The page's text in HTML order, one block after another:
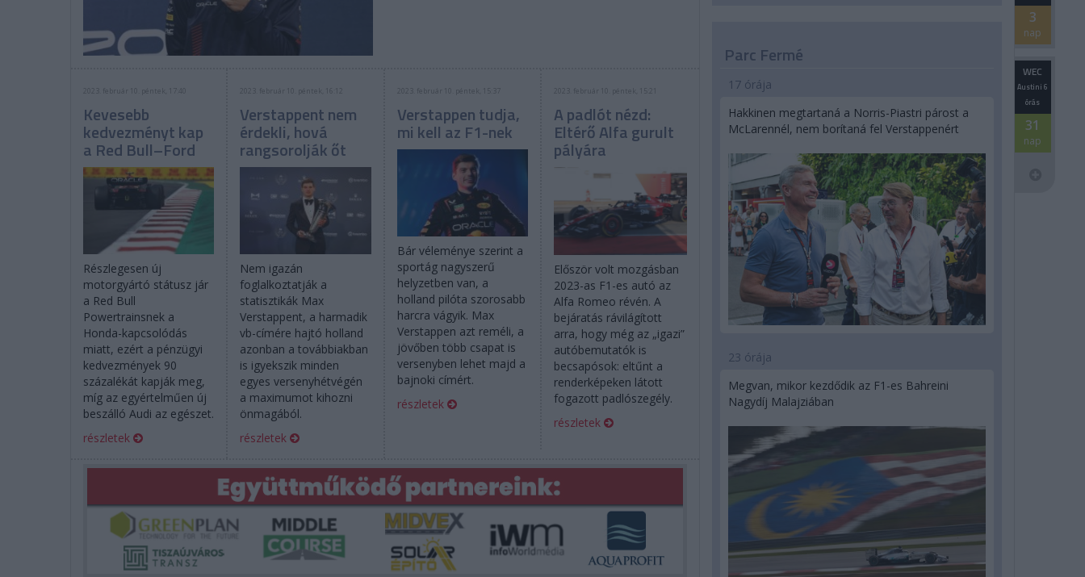
2023. február 10. péntek, 17:40
Kevesebb
kedvezményt kap
a Red Bull–Ford
Részlegesen új
motorgyártó státusz jár
a Red Bull
Powertrainsnek a
Honda-kapcsolódás
miatt, ezért a pénzügyi
kedvezmények 90
százalékát kapják meg,
míg az egyértelműen új
beszálló Audi az egészet.
részletek
2023. február 10. péntek, 16:12
Verstappent nem
érdekli, hová
rangsorolják őt
Nem igazán
foglalkoztatják a
statisztikák Max
Verstappent, a harmadik
vb-címére hajtó holland
azonban a továbbiakban
is igyekszik minden
egyes versenyhétvégén
a maximumot kihozni
önmagából.
részletek
2023. február 10. péntek, 15:37
Verstappen tudja,
mi kell az F1-nek
Bár véleménye szerint a
sportág nagyszerű
helyzetben van, a
holland pilóta szorosabb
harcra vágyik. Max
Verstappen azt reméli, a
jövőben több csapat is
versenyben lehet majd a
bajnoki címért.
részletek
2023. február 10. péntek, 15:21
A padlót nézd:
Eltérő Alfa gurult
pályára
Először volt mozgásban
2023-as F1-es autó az
Alfa Romeo révén. A
bejáratás rávilágított
arra, hogy még az „igazi”
autóbemutatók is
becsapósok: eltűnt a
renderképeken látott
fogazott padlószegély.
részletek
3
nap
WEC
Austini 6
órás
31
nap
Parc Fermé
17 órája
Hakkinen megtartaná a Norris-Piastri párost a
McLarennél, nem borítaná fel Verstappenért
23 órája
Megvan, mikor kezdődik az F1-es Bahreini
Nagydíj Malajziában